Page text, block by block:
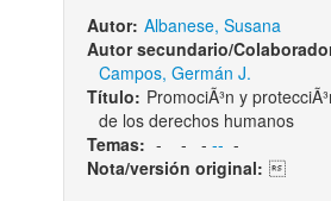
Autor: Albanese, Susana
Autor secundario/
Campos, Germán J.
Título: PromociÃ³n y
de los derechos humanos
Temas: - - - -- -
Nota/versión original: